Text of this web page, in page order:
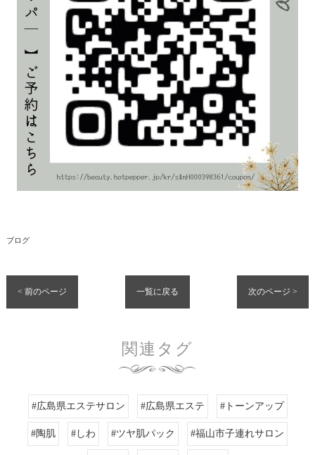
ブログ
< 前のページ 一覧に戻る 次のページ >
関連タグ
#広島県エステサロン #広島県エステ #トーンアップ
#陶肌 #しわ #ツヤ肌パック #福山市子連れサロン